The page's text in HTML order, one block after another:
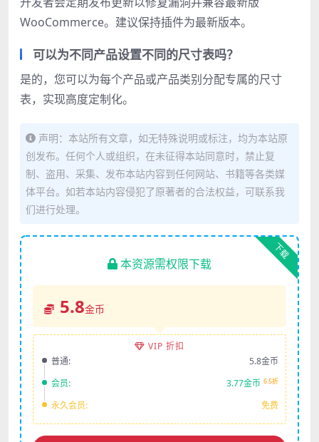
WooCommerce。建议保持插件为最新版本。
可以为不同产品设置不同的尺寸表吗？
是的，您可以为每个产品或产品类别分配专属的尺寸
表，实现高度定制化。
声明：本站所有文章，如无特殊说明或标注，均为本站原
创发布。任何个人或组织，在未征得本站同意时，禁止复
制、盗用、采集、发布本站内容到任何网站、书籍等各类媒
体平台。如若本站内容侵犯了原著者的合法权益，可联系我
们进行处理。
下载
本资源需权限下载
5.8金币
VIP 折扣
普通:
5.8金币
会员:
3.77金币 6.5折
永久会员: 免费